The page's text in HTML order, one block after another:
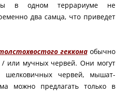
в одном террариуме не
два самца, что приведет
геккона обычно
/ или мучных червей. Они могут
шелковичных червей, мышат-
можно предлагать только в